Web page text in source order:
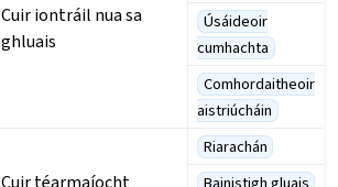
Cuir iontráil nua sa
ghluais
Úsáideoir
cumhachta
Comhordaitheoir
aistriúcháin
Cuir téarmaíocht
Riarachán
Bainistigh gluais